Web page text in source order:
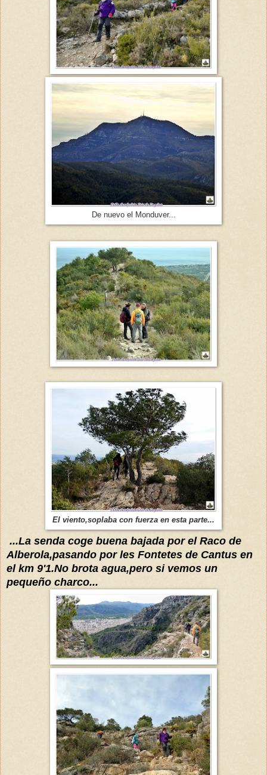
De nuevo el Monduver...
El viento,soplaba con fuerza en esta parte...
...La senda coge buena bajada por el Raco de
Alberola,pasando por les Fontetes de Cantus en
el km 9'1.No brota agua,pero si vemos un
pequeño charco...